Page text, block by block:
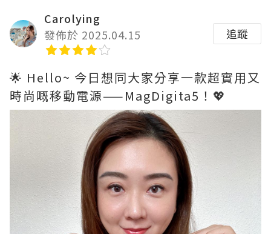
Carolying
發佈於 2025.04.15
追蹤
🌟 Hello~ 今日想同大家分享一款超實用又
時尚嘅移動電源——MagDigita5！💖